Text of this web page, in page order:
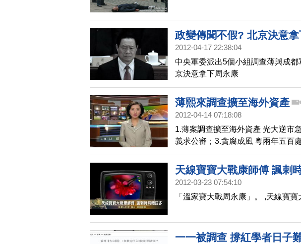
政變傳聞不假? 北京決意
2012-04-17 22:38:04
中央軍委派出5個小組調查薄與成
京決意拿下周永康
薄熙來調查擴至海外資產
2012-04-14 07:18:08
1.薄案調查擴至海外資產 光大逆市
義求公審；3.貪腐成風 粵兩年五百
外資產
天線寶寶大戰康師傅 諷刺
2012-03-23 07:54:10
「溫家寶大戰周永康」。 ,天線寶
一一被調查 撐紅學者日子